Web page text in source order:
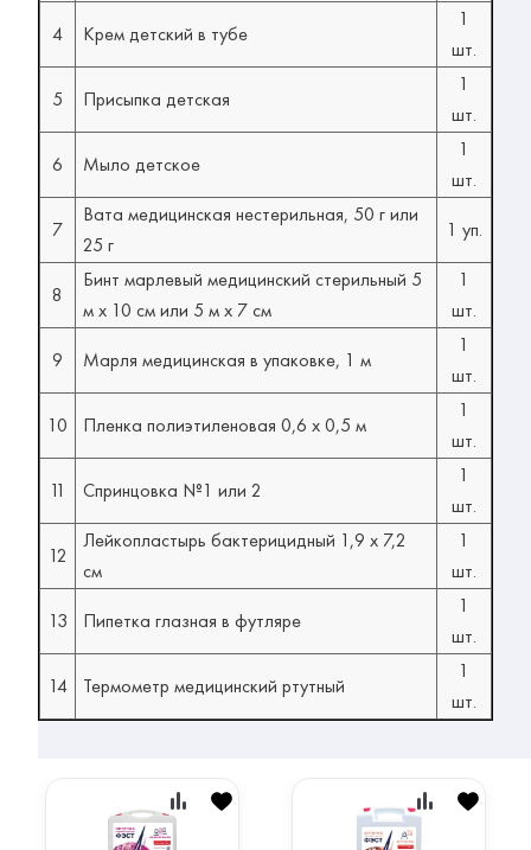
4 Крем детский в тубе
1
шт.
5
Присыпка детская
1
шт.
6
Мыло детское
1
шт.
7
Вата медицинская нестерильная, 50 г или
25 г
1 уп.
8
Бинт марлевый медицинский стерильный 5
м х 10 см или 5 м x 7 см
1
шт.
9
Марля медицинская в упаковке, 1 м
1
шт.
10
Пленка полиэтиленовая 0,6 х 0,5 м
1
шт.
11
Спринцовка №1 или 2
1
шт.
12
Лейкопластырь бактерицидный 1,9 х 7,2
см
1
шт.
13
Пипетка глазная в футляре
1
шт.
14
Термометр медицинский ртутный
1
шт.